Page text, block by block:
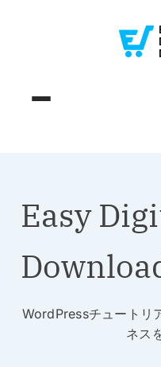
Easy
WordPressチュートリ
ネス